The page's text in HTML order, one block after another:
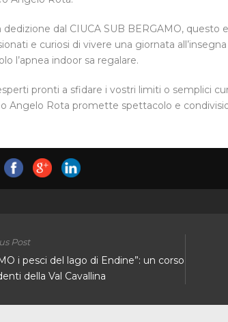
dal CIUCA SUB BERGAMO, questo
e curiosi di vivere una giornata
l’apnea indoor sa regalare.
pronti a sfidare i vostri limiti o semplici
Angelo Rota promette spettacolo e
Post
i pesci del lago di Endine”: un corso
della Val Cavallina